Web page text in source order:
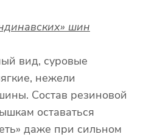
шин
вид, суровые
нежели
Состав резиновой
оставаться
даже при сильном